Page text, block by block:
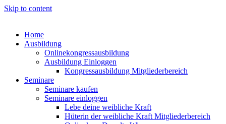
Skip to content
Home
Ausbildung
Onlinekongressausbildung
Ausbildung Einloggen
Kongressausbildung Mitgliederbereich
Seminare
Seminare kaufen
Seminare einloggen
Lebe deine weibliche Kraft
Hüterin der weibliche Kraft Mitgliederbereich